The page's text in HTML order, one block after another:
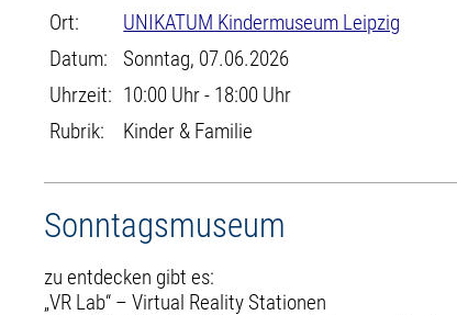
Ort:
UNIKATUM Kindermuseum Leipzig
Datum:
Sonntag, 07.06.2026
Uhrzeit: 10:00 Uhr - 18:00 Uhr
Rubrik:
Kinder & Familie
Sonntagsmuseum
zu entdecken gibt es:
„VR Lab“ – Virtual Reality Stationen